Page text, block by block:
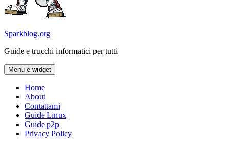
Sparkblog.org
Guide e trucchi informatici per tutti
Menu e widget
Home
About
Contattami
Guide Linux
Guide p2p
Privacy Policy